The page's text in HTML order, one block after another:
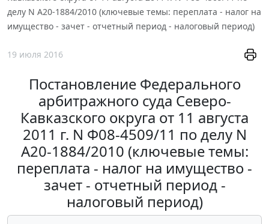
делу N А20-1884/2010 (ключевые темы: переплата - налог на
имущество - зачет - отчетный период - налоговый период)
19 июля 2016
Постановление Федерального
арбитражного суда Северо-
Кавказского округа от 11 августа
2011 г. N Ф08-4509/11 по делу N
А20-1884/2010 (ключевые темы:
переплата - налог на имущество -
зачет - отчетный период -
налоговый период)